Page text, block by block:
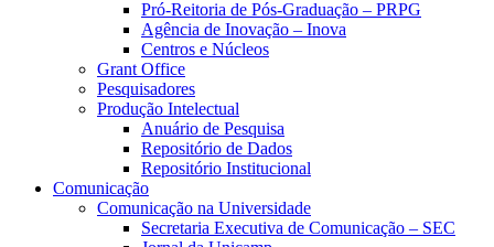
Pró-Reitoria de Pós-Graduação – PRPG
Agência de Inovação – Inova
Centros e Núcleos
Grant Office
Pesquisadores
Produção Intelectual
Anuário de Pesquisa
Repositório de Dados
Repositório Institucional
Comunicação
Comunicação na Universidade
Secretaria Executiva de Comunicação – SEC